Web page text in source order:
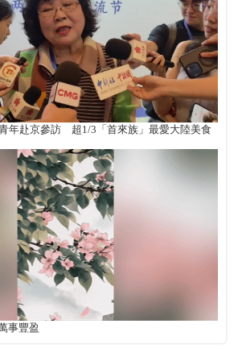
青年赴京參訪 超1/3「首來族」最愛大陸美食
事豐盈